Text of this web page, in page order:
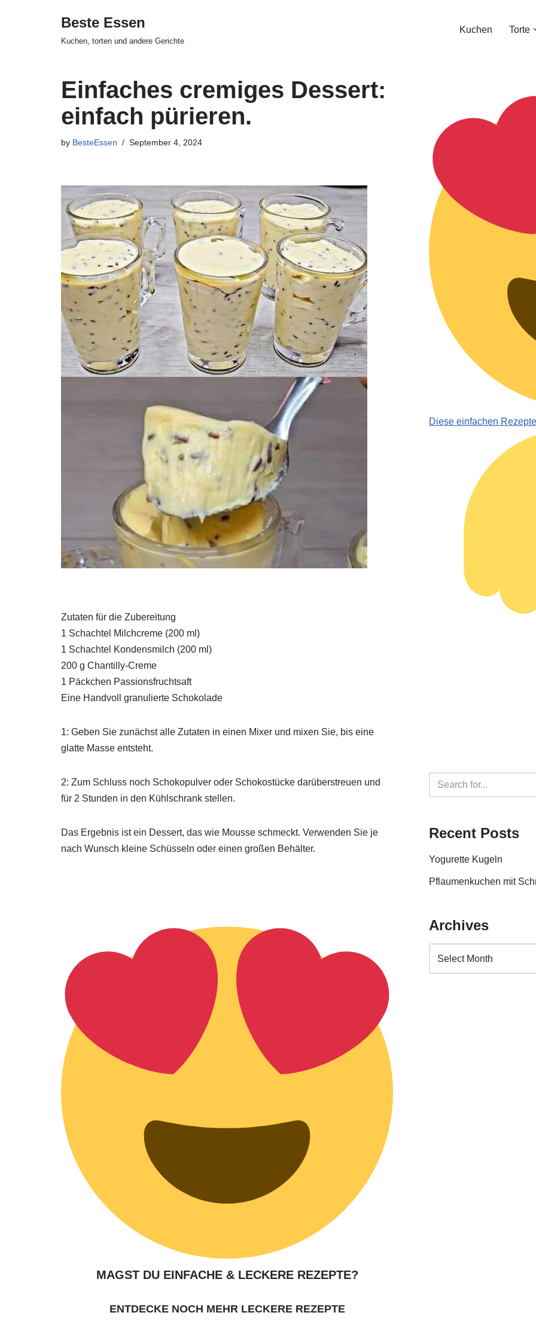
Beste Essen
Kuchen, torten und andere Gerichte
Kuchen Torte
Einfaches cremiges Dessert:
einfach pürieren.
by BesteEssen September 4, 2024
Zutaten für die Zubereitung
1 Schachtel Milchcreme (200 ml)
1 Schachtel Kondensmilch (200 ml)
200 g Chantilly-Creme
1 Päckchen Passionsfruchtsaft
Eine Handvoll granulierte Schokolade
1: Geben Sie zunächst alle Zutaten in einen Mixer und mixen Sie, bis eine
glatte Masse entsteht.
2: Zum Schluss noch Schokopulver oder Schokostücke darüberstreuen und
für 2 Stunden in den Kühlschrank stellen.
Das Ergebnis ist ein Dessert, das wie Mousse schmeckt. Verwenden Sie je
nach Wunsch kleine Schüsseln oder einen großen Behälter.
MAGST DU EINFACHE & LECKERE REZEPTE?
ENTDECKE NOCH MEHR LECKERE REZEPTE
Diese einfachen
Recent Posts
Yogurette Kugeln
Pflaumenkuchen mit
Archives